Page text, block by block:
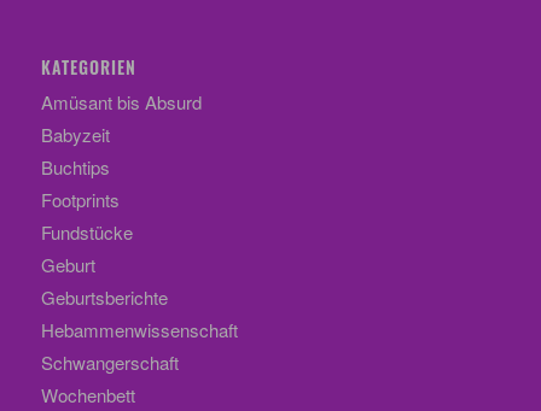
KATEGORIEN
Amüsant bis Absurd
Babyzeit
Buchtips
Footprints
Fundstücke
Geburt
Geburtsberichte
Hebammenwissenschaft
Schwangerschaft
Wochenbett